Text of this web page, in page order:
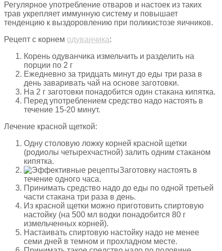
Регулярное употребление отваров и настоек из таких
трав укрепляет иммунную систему и повышает
тенденцию к выздоровлению при поликистозе яичников.
Рецепт с корнем одуванчика:
Корень одуванчика измельчить и разделить на
порции по 2 г
Ежедневно за тридцать минут до еды три раза в
день заваривать чай на основе заготовки.
На 2 г заготовки понадобится один стакана кипятка.
Перед употреблением средство надо настоять в
течение 15-20 минут.
Лечение красной щеткой:
Одну столовую ложку корней красной щетки
(родиолы четырехчастной) залить одним стаканом
кипятка.
Заготовку настоять в
течение одного часа.
Принимать средство надо до еды по одной третьей
части стакана три раза в день.
Из красной щетки можно приготовить спиртовую
настойку (на 500 мл водки понадобится 80 г
измельченных корней).
Настаивать спиртовую настойку надо не менее
семи дней в темном и прохладном месте.